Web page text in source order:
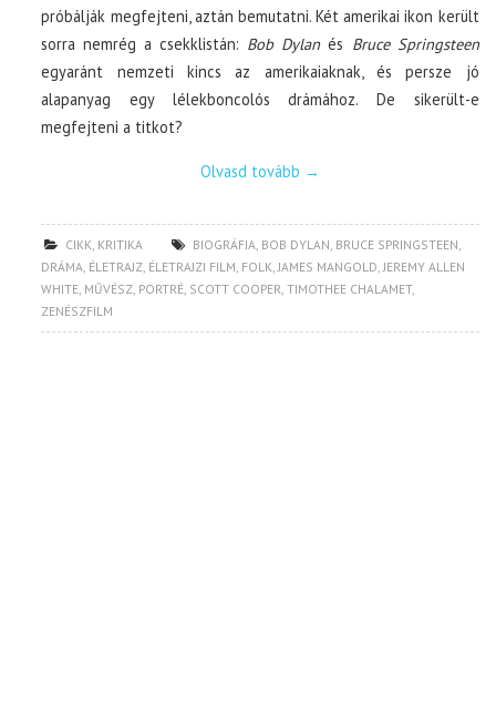
próbálják megfejteni, aztán bemutatni. Két amerikai ikon került
sorra nemrég a csekklistán: Bob Dylanés Bruce Springsteen
egyaránt nemzeti kincs az amerikaiaknak, és persze jó
alapanyag egy lélekboncolós drámához. De sikerült-e
megfejteni a titkot?
Olvasd tovább →
CIKK KRITIKA BIOGRÁFIA BOB DYLAN BRUCE SPRINGSTEEN
DRÁMA ÉLETRAJZ ÉLETRAJZI FILM FOLK JAMES MANGOLD JEREMY ALLEN
WHITE MŰVÉSZ PORTRÉ SCOTT COOPER ,TIMOTHEE CHALAMET,
ZENÉSZFILM